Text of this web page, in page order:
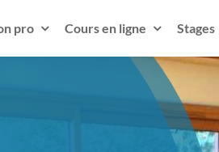
pro Cours en ligne Stages